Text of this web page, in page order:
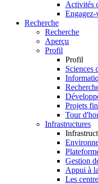
Activités
Engagez-
Recherche
Recherche
Aperçu
Profil
Profil
Sciences
Projets
Tour
Infrastructures
Gestion
Appui à
Les